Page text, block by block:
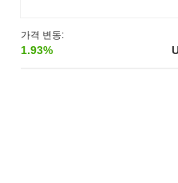
가격 변동:
1.93%
분산형 애플리케이션을 지원
한 생태계 구축에 중점을 두